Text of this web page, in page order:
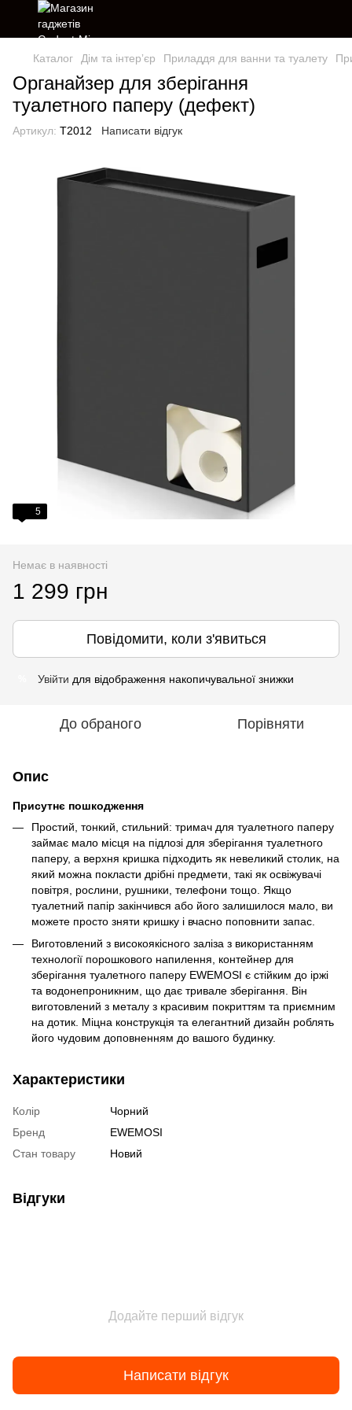
Каталог Дім та інтерʼєр Приладдя для ванни та туалету
Органайзер для зберігання
туалетного паперу (дефект)
Артикул: T2012 Написати відгук
5
Немає в наявності
1 299 грн
Повідомити, коли з'явиться
Увійти для відображення накопичувальної знижки
До обраного Порівняти
Опис
Присутнє пошкодження
Простий, тонкий, стильний: тримач для туалетного паперу
займає мало місця на підлозі для зберігання туалетного
паперу, а верхня кришка підходить як невеликий столик, на
який можна покласти дрібні предмети, такі як освіжувачі
повітря, рослини, рушники, телефони тощо. Якщо
туалетний папір закінчився або його залишилося мало, ви
можете просто зняти кришку і вчасно поповнити запас.
Виготовлений з високоякісного заліза з використанням
технології порошкового напилення, контейнер для
зберігання туалетного паперу EWEMOSI є стійким до іржі
та водонепроникним, що дає тривале зберігання. Він
виготовлений з металу з красивим покриттям та приємним
на дотик. Міцна конструкція та елегантний дизайн роблять
його чудовим доповненням до вашого будинку.
Характеристики
Колір
Чорний
Бренд
EWEMOSI
Стан товару
Новий
Відгуки
Додайте перший відгук
Написати відгук